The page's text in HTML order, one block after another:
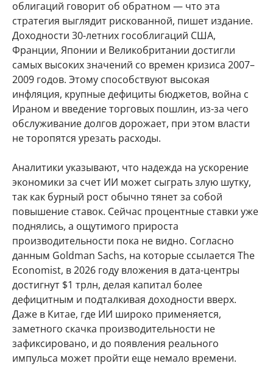
облигаций говорит об обратном — что эта
стратегия выглядит рискованной, пишет издание.
Доходности 30-летних гособлигаций США,
Франции, Японии и Великобритании достигли
самых высоких значений со времен кризиса 2007–
2009 годов. Этому способствуют высокая
инфляция, крупные дефициты бюджетов, война с
Ираном и введение торговых пошлин, из-за чего
обслуживание долгов дорожает, при этом власти
не торопятся урезать расходы.
Аналитики указывают, что надежда на ускорение
экономики за счет ИИ может сыграть злую шутку,
так как бурный рост обычно тянет за собой
повышение ставок. Сейчас процентные ставки уже
поднялись, а ощутимого прироста
производительности пока не видно. Согласно
данным Goldman Sachs, на которые ссылается The
Economist, в 2026 году вложения в дата-центры
достигнут $1 трлн, делая капитал более
дефицитным и подталкивая доходности вверх.
Даже в Китае, где ИИ широко применяется,
заметного скачка производительности не
зафиксировано, и до появления реального
импульса может пройти еще немало времени.